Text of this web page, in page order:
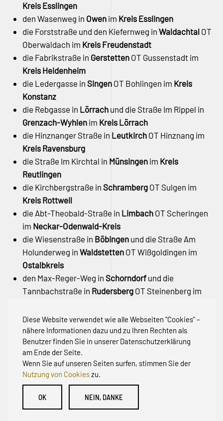
Diese Website verwendet wie alle Webseiten "Cookies" –
nähere Informationen dazu und zu Ihren Rechten als
Benutzer finden Sie in unserer Datenschutzerklärung
am Ende der Seite.
Wenn Sie auf unseren Seiten surfen, stimmen Sie der
Nutzung von Cookieszu.
OK NEIN, DANKE
Kreis Esslingen
den Wasenweg in Owen im Kreis Esslingen
die Forststraße und den Kiefernweg in Waldachtal OT
Oberwaldach im Kreis Freudenstadt
die Fabrikstraße in Gerstetten OT Gussenstadt im
Kreis Heidenheim
die Ledergasse in Singen OT Bohlingen im Kreis
Konstanz
die Rebgasse in Lörrach und die Straße Im Rippel in
Grenzach-Wyhlen im Kreis Lörrach
die Hinznanger Straße in Leutkirch OT Hinznang im
Kreis Ravensburg
die Straße Im Kirchtal in Münsingen im Kreis
Reutlingen
die Kirchbergstraße in Schramberg OT Sulgen im
Kreis Rottweil
die Abt-Theobald-Straße in Limbach OT Scheringen
im Neckar-Odenwald-Kreis
die Wiesenstraße in Böbingen und die Straße Am
Holunderweg in Waldstetten OT Wißgoldingen im
Ostalbkreis
den Max-Reger-Weg in Schorndorf und die
Tannbachstraße in Rudersberg OT Steinenberg im
den Rehhagweg inFreiburgOT Günterstal –Stadt
Freiburg
© Initiative zur Abwehr von Erschließungsbeiträgen für